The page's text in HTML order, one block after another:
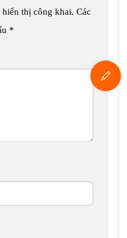
hiển thị công khai. Các
*